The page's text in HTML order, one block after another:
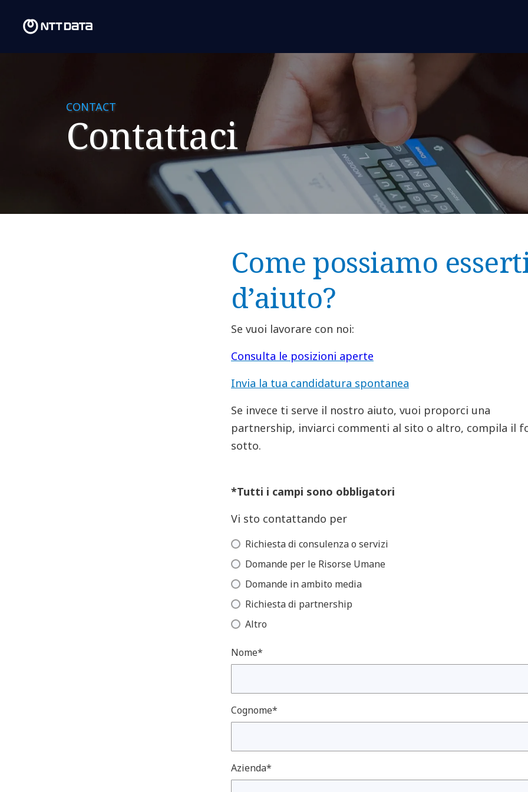
CONTACT
Contattaci
Come possiamo
d’aiuto?
Se vuoi lavorare con noi:
Consulta le posizioni aperte
Invia la tua candidatura spontanea
Se invece ti serve il nostro aiuto, vuoi proporci una
partnership, inviarci commenti al sito o altro, compila il
sotto.
*Tutti i campi sono obbligatori
Vi sto contattando per
Richiesta di consulenza o servizi
Domande per le Risorse Umane
Domande in ambito media
Richiesta di partnership
Altro
Nome*
Cognome*
Azienda*